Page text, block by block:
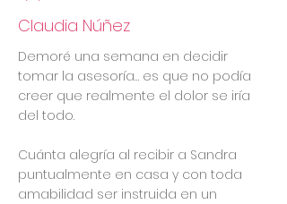
Claudia Núñez
Demoré una semana en decidir
tomar la asesoría… es que no podía
creer que realmente el dolor se iría
del todo.
Cuánta alegría al recibir a Sandra
puntualmente en casa y con toda
amabilidad ser instruida en un